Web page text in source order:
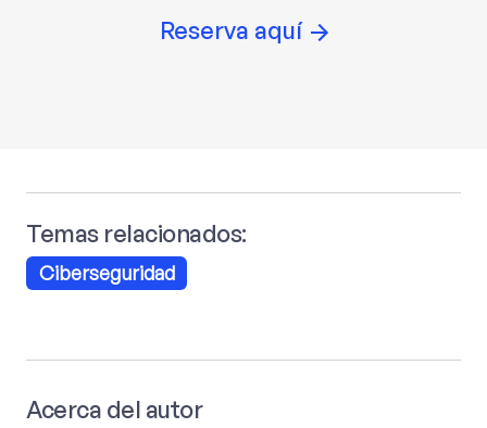
Reserva aquí
Temas relacionados:
Ciberseguridad
Acerca del autor